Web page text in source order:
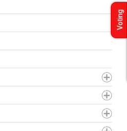
Voting